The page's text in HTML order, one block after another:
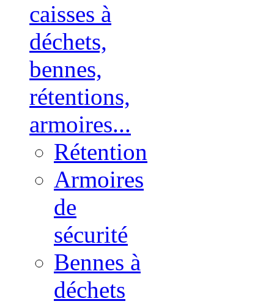
caisses à
déchets,
bennes,
rétentions,
armoires...
Rétention
Armoires
de
sécurité
Bennes à
déchets